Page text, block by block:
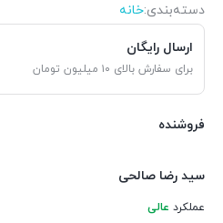
دسته‌بندی‌:خانه
ارسال رایگان
برای سفارش بالای ۱۰ میلیون تومان
فروشنده
سید رضا صالحی
عملکرد عالی